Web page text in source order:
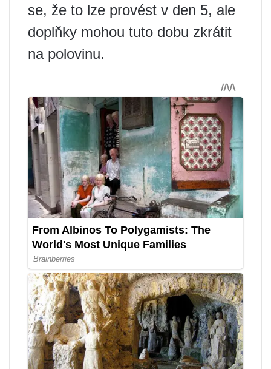
se, že to lze provést v den 5, ale
doplňky mohou tuto dobu zkrátit
na polovinu.